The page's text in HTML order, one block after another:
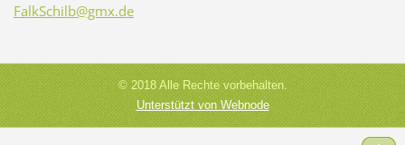
FalkSchilb@gmx.de
© 2018 Alle Rechte vorbehalten.
Unterstützt von Webnode